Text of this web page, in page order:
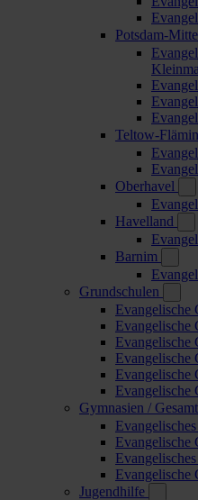
Potsdam-
Teltow-
Oberhavel
Havelland
Barnim
Grundschulen
Evangelische
Evangelische
Evangelische
Evangelische
Evangelische
Evangelische
Gymnasien /
Evangelische
Evangelische
Jugendhilfe